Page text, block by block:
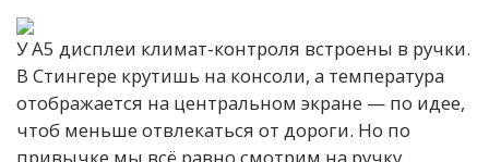
У A5 дисплеи климат-контроля встроены в ручки.
В Стингере крутишь на консоли, а температура
отображается на центральном экране — по идее,
чтоб меньше отвлекаться от дороги. Но по
привычке мы всё равно смотрим на ручку.